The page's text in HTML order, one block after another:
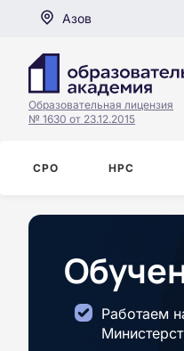
Азов
Образовательная лицензия
№ 1630 от 23.12.2015
СРО НРС
Работаем